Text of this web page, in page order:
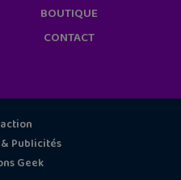
BOUTIQUE
CONTACT
Publicités
Geek